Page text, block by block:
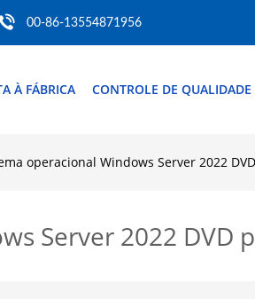
00-86-13554871956
À FÁBRICA CONTROLE DE QUALIDADE
operacional Windows Server 2022
Server 2022 DVD